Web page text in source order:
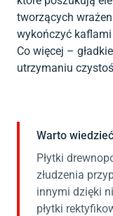
tworzących
wykończyć
Co więcej –
utrzymaniu
Warto wiedzieć
Płytki
złudzenia
innymi dzięki
płytki